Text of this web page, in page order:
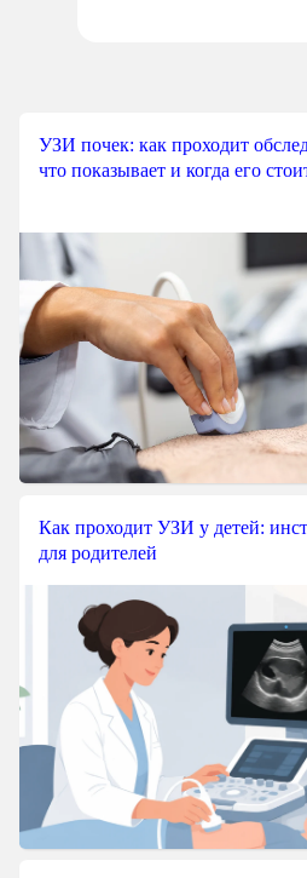
УЗИ почек: как проходит
что показывает и когда его
Как проходит УЗИ у детей:
для родителей